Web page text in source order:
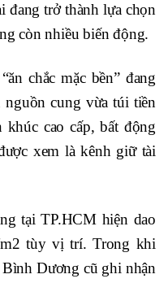
đang trở thành lựa chọn
còn nhiều biến động.
chắc mặc bền” đang
cung vừa túi tiền
cao cấp, bất động
xem là kênh giữ tài
tại TP.HCM hiện dao
tùy vị trí. Trong khi
Dương cũ ghi nhận